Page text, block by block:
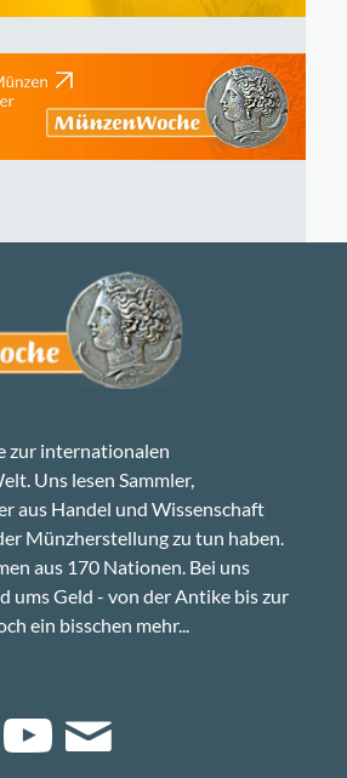
zur internationalen
Uns lesen Sammler,
aus Handel und Wissenschaft
Münzherstellung zu tun haben.
aus 170 Nationen. Bei uns
ums Geld - von der Antike bis zur
ein bisschen mehr...